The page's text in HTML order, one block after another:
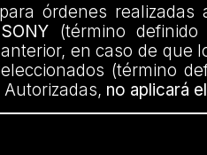
órdenes realizadas
(término
en caso de que
(término
no aplicará